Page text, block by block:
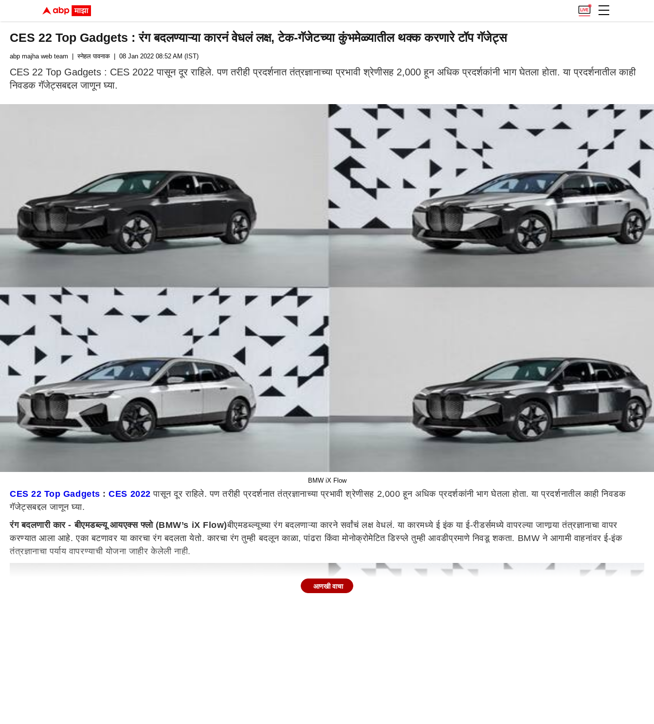
CES 22 Top Gadgets : रंग बदलण्याऱ्या कारनं वेधलं लक्ष, टेक-गॅजेटच्या कुंभमेळ्यातील थक्क करणारे टॉप गॅजेट्स
abp majha web team | स्नेहल पावनाक | 08 Jan 2022 08:52 AM (IST)
CES 22 Top Gadgets : CES 2022 पासून दूर राहिले. पण तरीही प्रदर्शनात तंत्रज्ञानाच्या प्रभावी श्रेणीसह 2,000 हून अधिक प्रदर्शकांनी भाग घेतला होता. या प्रदर्शनातील काही
निवडक गॅजेट्सबद्दल जाणून घ्या.
BMW iX Flow
CES 22 Top Gadgets : CES 2022 पासून दूर राहिले. पण तरीही प्रदर्शनात तंत्रज्ञानाच्या प्रभावी श्रेणीसह 2,000 हून अधिक प्रदर्शकांनी भाग घेतला होता. या प्रदर्शनातील काही निवडक
गॅजेट्सबद्दल जाणून घ्या.
रंग बदलणारी कार - बीएमडब्ल्यू आयएक्स फ्लो (BMW’s iX Flow)बीएमडब्ल्यूच्या रंग बदलणाऱ्या कारने सर्वांचं लक्ष वेधलं. या कारमध्ये ई इंक या ई-रीडर्समध्ये वापरल्या जाणार्‍या तंत्रज्ञानाचा वापर
करण्यात आला आहे. एका बटणावर या कारचा रंग बदलता येतो. कारचा रंग तुम्ही बदलून काळा, पांढरा किंवा मोनोक्रोमेटित डिस्प्ले तुम्ही आवडीप्रमाणे निवडू शकता. BMW ने आगामी वाहनांवर ई-इंक
तंत्रज्ञानाचा पर्याय वापरण्याची योजना जाहीर केलेली नाही.
आणखी वाचा